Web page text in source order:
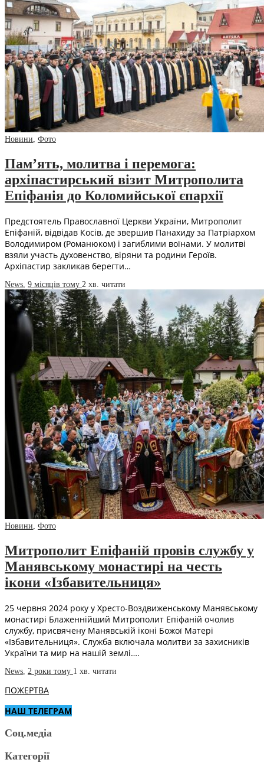
Новини Фото
Пам’ять, молитва і перемога:
архіпастирський візит Митрополита
Епіфанія до Коломийської єпархії
Предстоятель Православної Церкви України, Митрополит
Епіфаній, відвідав Косів, де звершив Панахиду за Патріархом
Володимиром (Романюком) і загиблими воїнами. У молитві
взяли участь духовенство, віряни та родини Героїв.
Архіпастир закликав берегти…
News 9 місяців тому 2 хв. читати
Новини Фото
Митрополит Епіфаній провів службу у
Манявському монастирі на честь
ікони «Ізбавительниця»
25 червня 2024 року у Хресто-Воздвиженському Манявському
монастирі Блаженнійший Митрополит Епіфаній очолив
службу, присвячену Манявській іконі Божої Матері
«Ізбавительниця». Служба включала молитви за захисників
України та мир на нашій землі….
News 2 роки тому 1 хв. читати
ПОЖЕРТВА
НАШ ТЕЛЕГРАМ
Соц.медіа
Категорії